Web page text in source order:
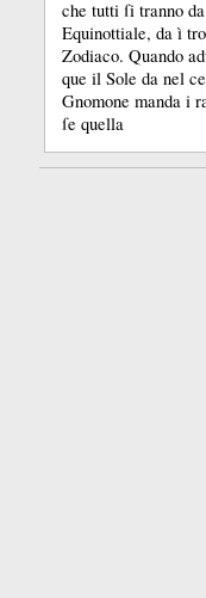
che tutti ſi tranno
Equinottiale, da ì
Zodiaco. Quando
que il Sole da nel
Gnomone manda i
ſe quella